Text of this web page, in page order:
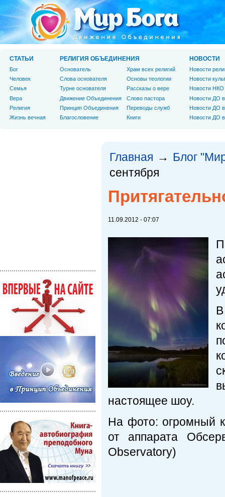
Главная → Блог
сентября
11.09.2012 - 07:07
настоящее шоу.
На фото: огромный
от аппарата
Observatory)
СТАТЬИ
Бог
Человек
Cемья
Вера
Религия
Жизнь вечная
РЕЛИГИЯ ОБЪЕДИНЕНИЯ
Основатель
Слова основателя
Турне основателя
Движение Объединения
Принцип Объединения
Благословение
Храм всех религий
Основы теологии
Рассказы о вере
Слово пастора
Переводы служб
Книги
НОВОСТИ
Новости
Новости
Новости НКО
Новости ДО
Новости ДО
Новости ДО